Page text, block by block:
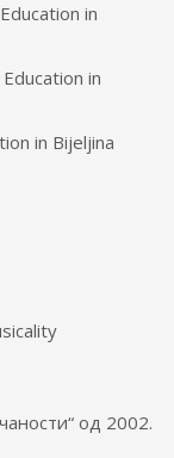
in
in
in Bijeljina
од 2002.